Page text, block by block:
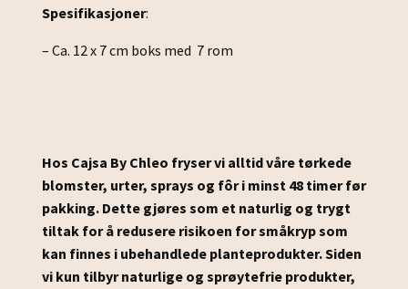
Spesifikasjoner:
– Ca. 12 x 7 cm boks med 7 rom
Hos Cajsa By Chleo fryser vi alltid våre tørkede
blomster, urter, sprays og fôr i minst 48 timer før
pakking. Dette gjøres som et naturlig og trygt
tiltak for å redusere risikoen for småkryp som
kan finnes i ubehandlede planteprodukter.Siden
vi kun tilbyr naturlige og sprøytefrie produkter,